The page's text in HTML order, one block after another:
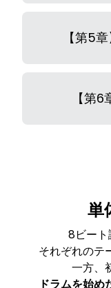
【第5
【第
単
8ビート
それぞれのテ
一方、
ドラムを始